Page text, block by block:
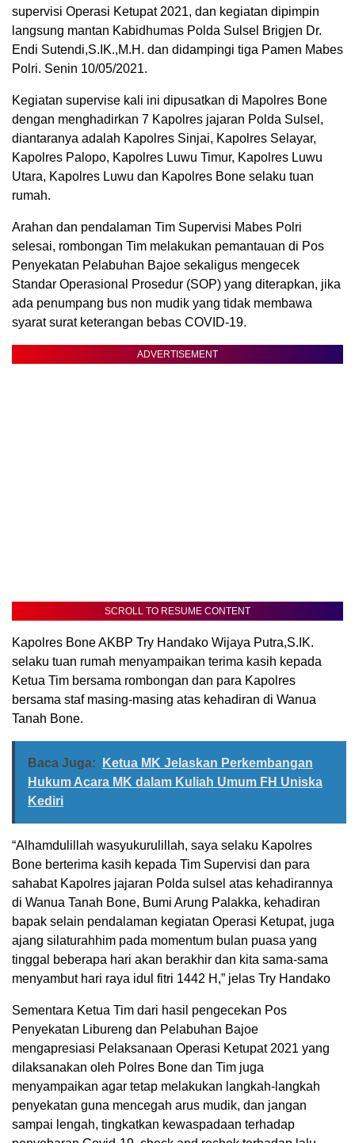
supervisi Operasi Ketupat 2021, dan kegiatan dipimpin
langsung mantan Kabidhumas Polda Sulsel Brigjen Dr.
Endi Sutendi,S.IK.,M.H. dan didampingi tiga Pamen Mabes
Polri. Senin 10/05/2021.
Kegiatan supervise kali ini dipusatkan di Mapolres Bone
dengan menghadirkan 7 Kapolres jajaran Polda Sulsel,
diantaranya adalah Kapolres Sinjai, Kapolres Selayar,
Kapolres Palopo, Kapolres Luwu Timur, Kapolres Luwu
Utara, Kapolres Luwu dan Kapolres Bone selaku tuan
rumah.
Arahan dan pendalaman Tim Supervisi Mabes Polri
selesai, rombongan Tim melakukan pemantauan di Pos
Penyekatan Pelabuhan Bajoe sekaligus mengecek
Standar Operasional Prosedur (SOP) yang diterapkan, jika
ada penumpang bus non mudik yang tidak membawa
syarat surat keterangan bebas COVID-19.
ADVERTISEMENT
SCROLL TO RESUME CONTENT
Kapolres Bone AKBP Try Handako Wijaya Putra,S.IK.
selaku tuan rumah menyampaikan terima kasih kepada
Ketua Tim bersama rombongan dan para Kapolres
bersama staf masing-masing atas kehadiran di Wanua
Tanah Bone.
Baca Juga:
Ketua MK Jelaskan Perkembangan
Hukum Acara MK dalam Kuliah Umum FH Uniska
Kediri
“Alhamdulillah wasyukurulillah, saya selaku Kapolres
Bone berterima kasih kepada Tim Supervisi dan para
sahabat Kapolres jajaran Polda sulsel atas kehadirannya
di Wanua Tanah Bone, Bumi Arung Palakka, kehadiran
bapak selain pendalaman kegiatan Operasi Ketupat, juga
ajang silaturahhim pada momentum bulan puasa yang
tinggal beberapa hari akan berakhir dan kita sama-sama
menyambut hari raya idul fitri 1442 H,” jelas Try Handako
Sementara Ketua Tim dari hasil pengecekan Pos
Penyekatan Libureng dan Pelabuhan Bajoe
mengapresiasi Pelaksanaan Operasi Ketupat 2021 yang
dilaksanakan oleh Polres Bone dan Tim juga
menyampaikan agar tetap melakukan langkah-langkah
penyekatan guna mencegah arus mudik, dan jangan
sampai lengah, tingkatkan kewaspadaan terhadap